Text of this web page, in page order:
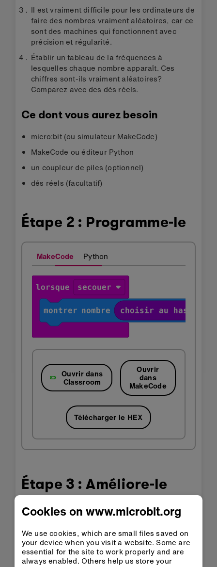
Il est vraiment difficile pour les ordinateurs de
faire des nombres vraiment aléatoires, car ce
sont des machines qui fonctionnent avec
précision et régularité.
Établir un tableau de la fréquences à
lesquelles chaque nombre apparaît. Ces
chiffres sont-ils vraiment aléatoires?
Comparez avec des dés réels.
Ce dont vous aurez besoin
micro:bit (ou simulateur MakeCode)
MakeCode ou éditeur Python
un coupleur de piles (optionnel)
dés réels (facultatif)
Étape 2 : Programme-le
MakeCode Python
Ouvrir dans
Classroom
Ouvrir
dans
MakeCode
Télécharger le HEX
Étape 3 : Améliore-le
Faire apparaître le nombre pendant quelques
économiser les piles.
Faites lancer 2 dés. Vous pouvez créer un
nombre aléatoire entre 2 et 12, ou vous
Cookies on www.microbit.org
We use cookies, which are small files saved on
your device when you visit a website. Some are
essential for the site to work properly and are
always enabled. Others help us store your